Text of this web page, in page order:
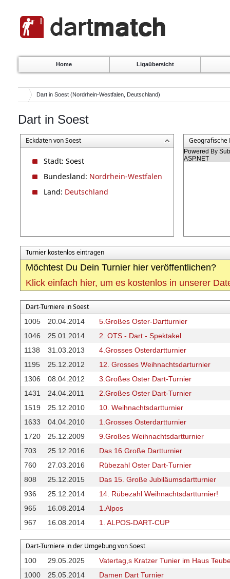
Home Ligaübersicht
Dart in Soest (Nordrhein-Westfalen, Deutschland)
Dart in Soest
Eckdaten von Soest
Stadt: Soest
Bundesland: Nordrhein-Westfalen
Land: Deutschland
Geografische
Powered By
ASP.NET
Turnier kostenlos eintragen
Möchtest Du Dein Turnier hier veröffentlichen?
Klick einfach hier, um es kostenlos in unserer
Dart-Turniere in Soest
1005 20.04.2014
5.Großes Oster-Dartturnier
1046
25.01.2014
2. OTS - Dart - Spektakel
1138
31.03.2013
4.Grosses Osterdartturnier
1195
25.12.2012
12. Grosses Weihnachtsdarturnier
1306
08.04.2012
3.Großes Oster Dart-Turnier
1431
24.04.2011
2.Großes Oster Dart-Turnier
1519
25.12.2010
10. Weihnachtsdartturnier
1633
04.04.2010
1.Grosses Osterdartturnier
1720
25.12.2009
9.Großes Weihnachtsdartturnier
703
25.12.2016
Das 16.Große Dartturnier
760
27.03.2016
Rübezahl Oster Dart-Turnier
808
25.12.2015
Das 15. Große Jubiläumsdartturnier
936
25.12.2014
14. Rübezahl Weihnachtsdartturnier!
965
16.08.2014
1.Alpos
967
16.08.2014 1. ALPOS-DART-CUP
Dart-Turniere in der Umgebung von Soest
100 29.05.2025
Vatertag,s Kratzer Tunier im Haus
1000
25.05.2014
Damen Dart Turnier